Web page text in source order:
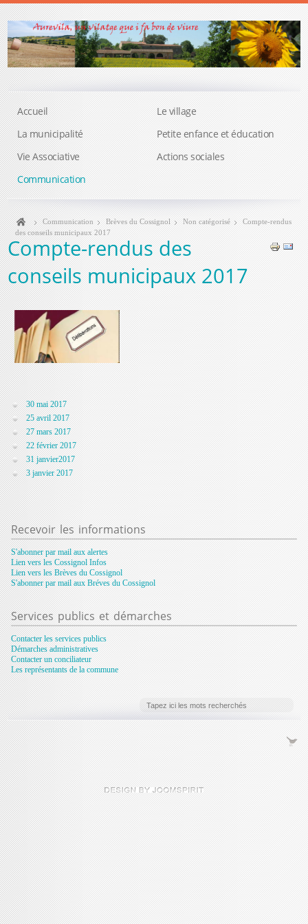
Accueil
Le village
La municipalité
Petite enfance et éducation
Vie Associative
Actions sociales
Communication
Communication Brèves du Cossignol Non catégorisé
Compte-rendus
des conseils municipaux 2017
Compte-rendus des
conseils municipaux 2017
30 mai 2017
25 avril 2017
27 mars 2017
22 février 2017
31 janvier2017
3 janvier 2017
Recevoirles informations
S'abonner par mail aux alertes
Lien vers les Cossignol Infos
Lien vers les Brèves du Cossignol
S'abonner par mail aux Bréves du Cossignol
Servicespublics et démarches
Contacter les services publics
Démarches administratives
Contacter un conciliateur
Les représentants de la commune